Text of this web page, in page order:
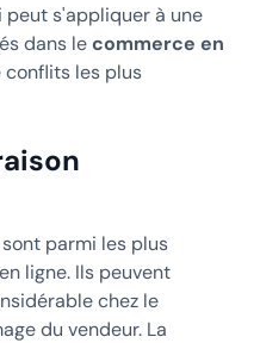
peut s'appliquer à une
dans lecommerce en
conflits les plus
sont parmi les plus
ligne. Ils peuvent
chez le
du vendeur. La